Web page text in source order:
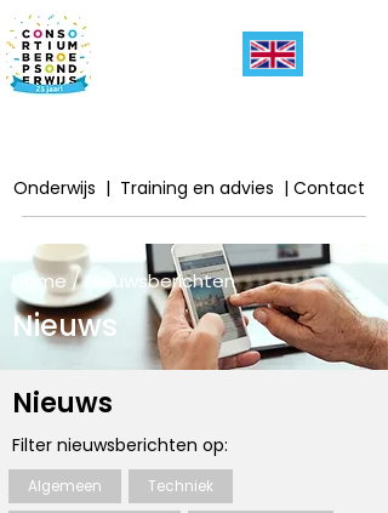
Onderwijs | Training en advies | Contact
Home / Nieuwsberichten
Nieuws
Nieuws
Filter nieuwsberichten op:
Algemeen Techniek